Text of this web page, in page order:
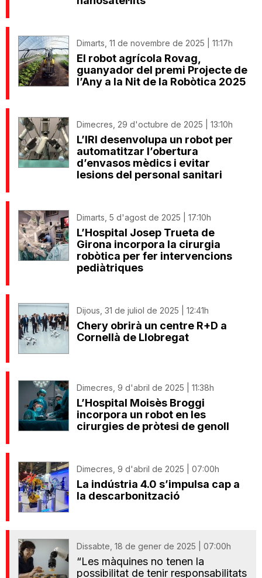
Dimarts, 11 de novembre de 2025 | 11:17h
El robot agrícola Rovag,
guanyador del premi Projecte de
l’Any a la Nit de la Robòtica 2025
Dimecres, 29 d'octubre de 2025 | 13:10h
L’IRI desenvolupa un robot per
automatitzar l’obertura
d’envasos mèdics i evitar
lesions del personal sanitari
Dimarts, 5 d'agost de 2025 | 17:10h
L’Hospital Josep Trueta de
Girona incorpora la cirurgia
robòtica per fer intervencions
pediàtriques
Dijous, 31 de juliol de 2025 | 12:41h
Chery obrirà un centre R+D a
Cornellà de Llobregat
Dimecres, 9 d'abril de 2025 | 11:38h
L’Hospital Moisès Broggi
incorpora un robot en les
cirurgies de pròtesi de genoll
Dimecres, 9 d'abril de 2025 | 07:00h
La indústria 4.0 s’impulsa cap a
la descarbonització
Dissabte, 18 de gener de 2025 | 07:00h
“Les màquines no tenen la
possibilitat de tenir responsabilitats